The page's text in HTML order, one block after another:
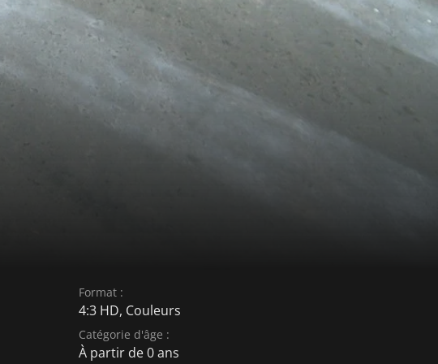
Format :
4:3 HD, Couleurs
Catégorie d'âge :
À partir de 0 ans